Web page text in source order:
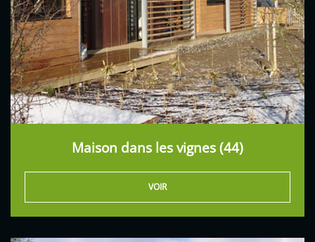
Maison dans les vignes (44)
VOIR